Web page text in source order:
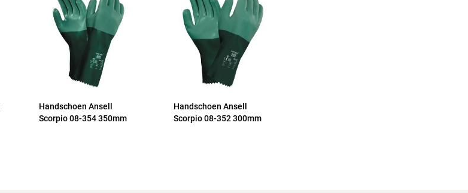
Handschoen Ansell
Scorpio 08-354 350mm
Handschoen Ansell
Scorpio 08-352 300mm